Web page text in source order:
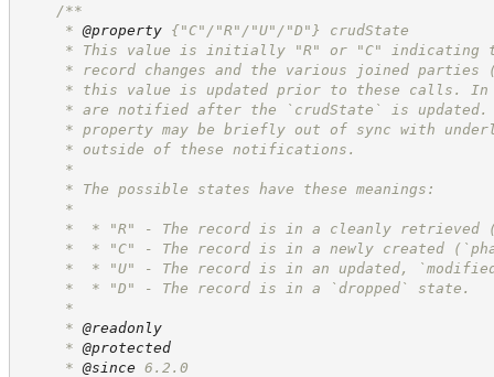
/**
* @property {"C"/"R"/"U"/"D"} crudState
* This value is initially "R" or "C" indicating
* record changes and the various joined parties
* this value is updated prior to these calls. In
* are notified after the `crudState` is updated.
* property may be briefly out of sync with
* outside of these notifications.
*
* The possible states have these meanings:
*
*  * "R" - The record is in a cleanly retrieved
*  * "C" - The record is in a newly created
*  * "U" - The record is in an updated,
*  * "D" - The record is in a `dropped` state.
*
* @readonly
* @protected
* @since 6.2.0